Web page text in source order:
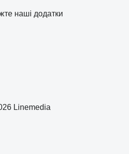
Linemedia
наші додатки